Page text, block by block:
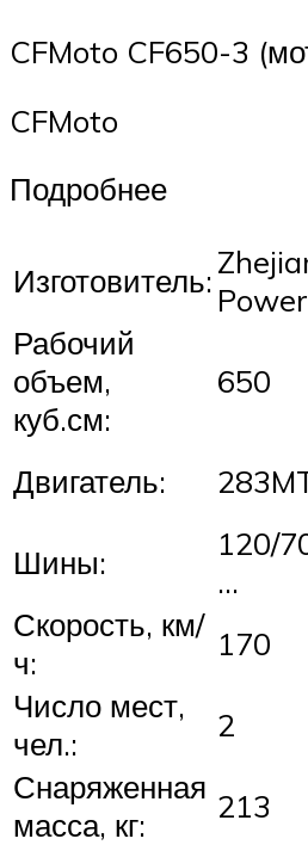
CFMoto CF650-3
CFMoto
Подробнее
Изготовитель:
Рабочий
объем,
куб.см:
650
Двигатель:
Шины:
120/
…
Скорость, км/
ч:
170
Число мест,
чел.:
2
Снаряженная
масса, кг:
213